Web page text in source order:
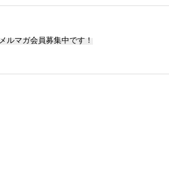
メルマガ会員募集中です！